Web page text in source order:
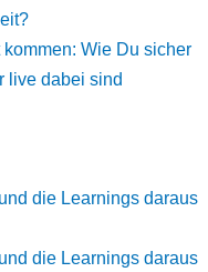
Wie Du sicher
live dabei sind
die Learnings daraus
die Learnings daraus